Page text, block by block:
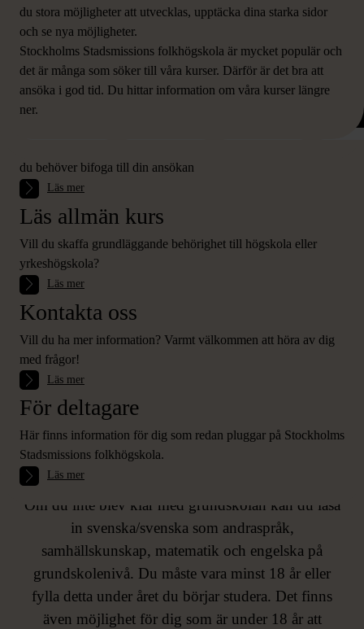
du stora möjligheter att utvecklas, upptäcka dina starka sidor
och se nya möjligheter.
Stockholms Stadsmissions folkhögskola är mycket populär och
det är många som söker till våra kurser. Därför är det bra att
ansöka i god tid. Du hittar information om våra kurser längre
ner.
ALLMÄN KURS -
GRUNDSKOLENIV
Hur ansöker jag?
du behöver bifoga till din ansökan
Läs mer
Läs allmän kurs
Vill du skaffa grundläggande behörighet till högskola eller
yrkeshögskola?
Läs mer
Kontakta oss
Vill du ha mer information? Varmt välkommen att höra av dig
med frågor!
Läs mer
För deltagare
Här finns information för dig som redan pluggar på Stockholms
Stadsmissions folkhögskola.
Läs mer
ALLMÄNNA KURSER
GRUNDSKOLENIVÅ
Om du inte blev klar med grundskolan kan du läsa
in svenska/svenska som andraspråk,
samhällskunskap, matematik och engelska på
grundskolenivå. Du måste vara minst 18 år eller
fylla detta under året du börjar studera. Det finns
även möjlighet för dig som är under 18 år att